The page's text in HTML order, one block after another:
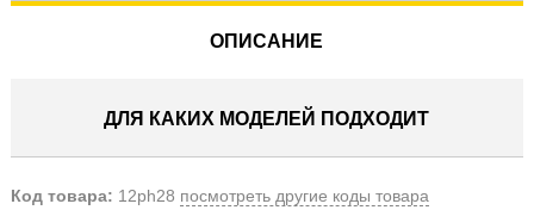
ОПИСАНИЕ
ДЛЯ КАКИХ МОДЕЛЕЙ ПОДХОДИТ
Код товара: 12ph28 посмотреть другие коды товара